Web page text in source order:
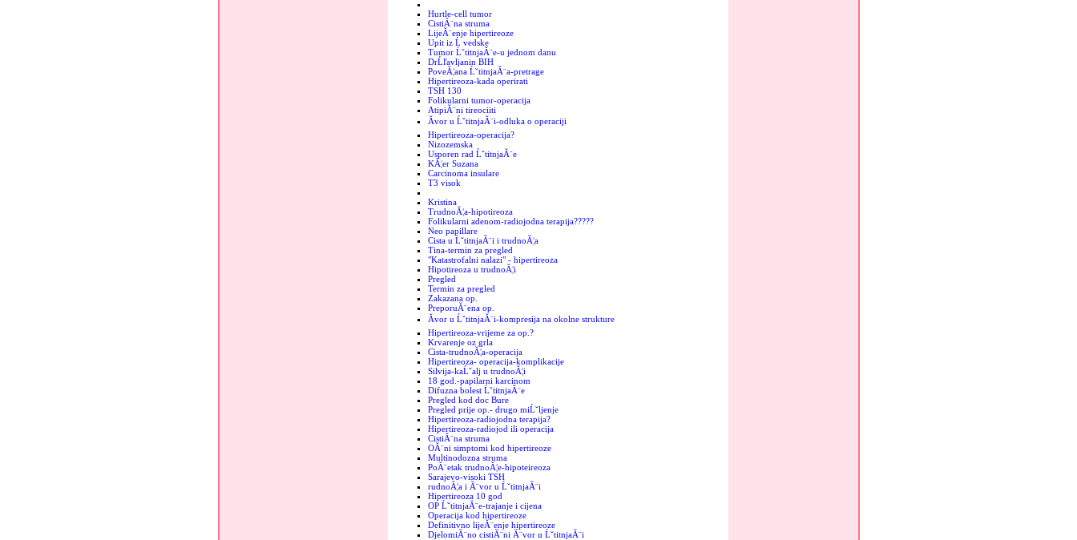
Hurtle-cell tumor
CistiĂ¨na struma
LijeĂ¨enje hipertireoze
Upit iz Ĺ vedske
Tumor ĹˇtitnjaĂ¨e-u jednom danu
DrĹľavljanin BIH
PoveĂ¦ana ĹˇtitnjaĂ¨a-pretrage
Hipertireoza-kada operirati
TSH 130
Folikularni tumor-operacija
AtipiĂ¨ni tireociiti
Ăvor u ĹˇtitnjaĂ¨i-odluka o operaciji
Hipertireoza-operacija?
Nizozemska
Usporen rad ĹˇtitnjaĂ¨e
KĂ¦er Suzana
Carcinoma insulare
T3 visok
Kristina
TrudnoĂ¦a-hipotireoza
Folikularni adenom-radiojodna terapija?????
Neo papillare
Cista u ĹˇtitnjaĂ¨i i trudnoĂ¦a
Tina-termin za pregled
"Katastrofalni nalazi" - hipertireoza
Hipotireoza u trudnoĂ¦i
Pregled
Termin za pregled
Zakazana op.
PreporuĂ¨ena op.
Ăvor u ĹˇtitnjaĂ¨i-kompresija na okolne strukture
Hipertireoza-vrijeme za op.?
Krvarenje oz grla
Cista-trudnoĂ¦a-operacija
Hipertireoza- operacija-komplikacije
Silvija-kaĹˇalj u trudnoĂ¦i
18 god.-papilarni karcinom
Difuzna bolest ĹˇtitnjaĂ¨e
Pregled kod doc Bure
Pregled prije op.- drugo miĹˇljenje
Hipertireoza-radiojodna terapija?
Hipertireoza-radiojod ili operacija
CistiĂ¨na struma
OĂ¨ni simptomi kod hipertireoze
Multinodozna struma
PoĂ¨etak trudnoĂ¦e-hipoteireoza
Sarajevo-visoki TSH
rudnoĂ¦a i Ă¨vor u ĹˇtitnjaĂ¨i
Hipertireoza 10 god
OP ĹˇtitnjaĂ¨e-trajanje i cijena
Operacija kod hipertireoze
Definitivno lijeĂ¨enje hipertireoze
DjelomiĂ¨no cistiĂ¨ni Ă¨vor u ĹˇtitnjaĂ¨i